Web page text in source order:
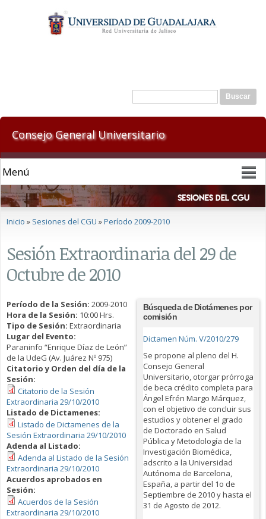
contenido
principal
Formulario de búsqueda
Buscar
Consejo General Universitario
Se encuentra usted aquí
Inicio » Sesiones del CGU »Período 2009-2010
Sesión Extraordinaria del 29 de
Octubre de 2010
Período de la Sesión: 2009-2010
Hora de la Sesión: 10:00 Hrs.
Tipo de Sesión: Extraordinaria
Lugar del Evento:
Paraninfo “Enrique Díaz de León”
de la UdeG (Av. Juárez Nº 975)
Citatorio y Orden del día de la
Sesión:
Citatorio de la Sesión
Extraordinaria 29/10/2010
Listado de Dictamenes:
Listado de Dictamenes de la
Sesión Extraordinaria 29/10/2010
Adenda al Listado:
Adenda al Listado de la Sesión
Extraordinaria 29/10/2010
Acuerdos aprobados en
Sesión:
Acuerdos de la Sesión
Extraordinaria 29/10/2010
Búsqueda de Dictámenes por
comisión
Dictamen Núm. V/2010/279
Se propone al pleno del H.
Consejo General
Universitario, otorgar prórroga
de beca crédito completa para
Ángel Efrén Margo Márquez,
con el objetivo de concluir sus
estudios y obtener el grado
de Doctorado en Salud
Pública y Metodología de la
Investigación Biomédica,
adscrito a la Universidad
Autónoma de Barcelona,
España, a partir del 1o de
Septiembre de 2010 y hasta el
31 de Agosto de 2012.